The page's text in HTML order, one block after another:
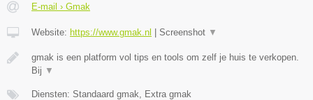
E-mail › Gmak
Website: https://www.gmak.nl | Screenshot ▼
gmak is een platform vol tips en tools om zelf je huis te verkopen.
Bij ▼
Diensten: Standaard gmak, Extra gmak